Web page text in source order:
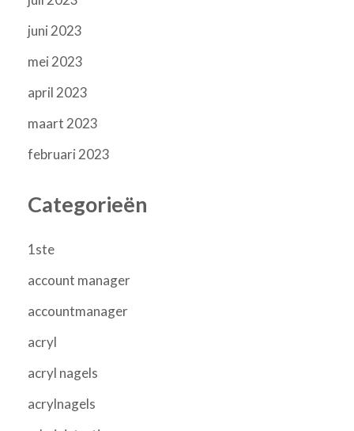
juni 2023
mei 2023
april 2023
maart 2023
februari 2023
Categorieën
1ste
account manager
accountmanager
acryl
acryl nagels
acrylnagels